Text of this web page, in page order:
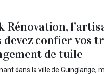
Rénovation,
devez confier vos
de tuile
dans la ville de Guinglange,